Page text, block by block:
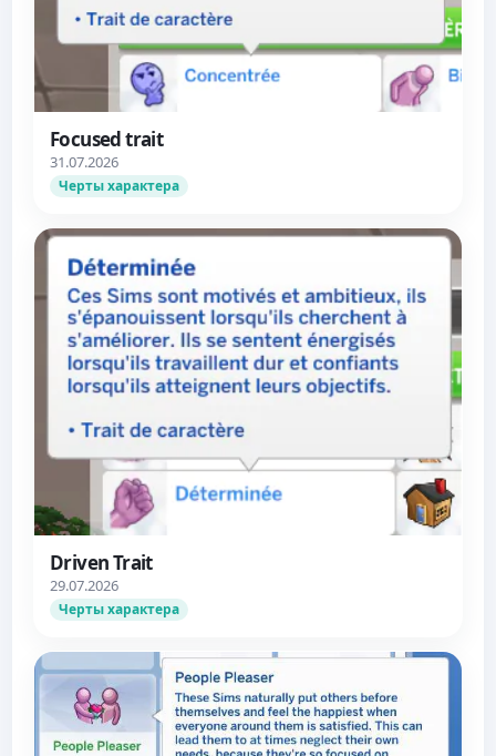
Focused trait
31.07.2026
Черты характера
Driven Trait
29.07.2026
Черты характера